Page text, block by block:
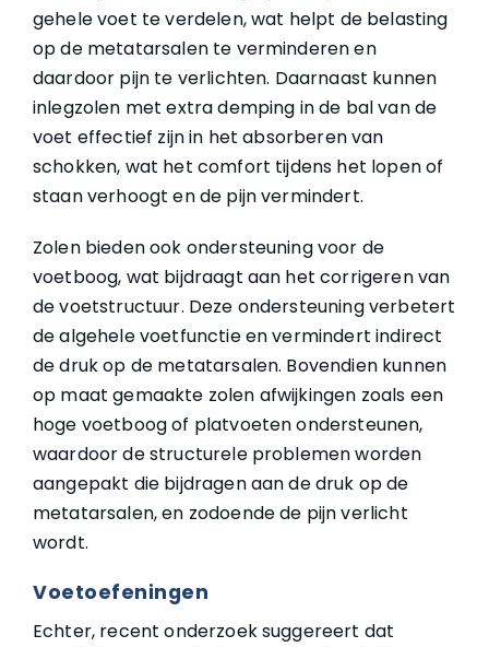
gehele voet te verdelen, wat helpt de belasting
op de metatarsalen te verminderen en
daardoor pijn te verlichten. Daarnaast kunnen
inlegzolen met extra demping in de bal van de
voet effectief zijn in het absorberen van
schokken, wat het comfort tijdens het lopen of
staan verhoogt en de pijn vermindert.
Zolen bieden ook ondersteuning voor de
voetboog, wat bijdraagt aan het corrigeren van
de voetstructuur. Deze ondersteuning verbetert
de algehele voetfunctie en vermindert indirect
de druk op de metatarsalen. Bovendien kunnen
op maat gemaakte zolen afwijkingen zoals een
hoge voetboog of platvoeten ondersteunen,
waardoor de structurele problemen worden
aangepakt die bijdragen aan de druk op de
metatarsalen, en zodoende de pijn verlicht
wordt.
Voetoefeningen
Echter, recent onderzoek suggereert dat